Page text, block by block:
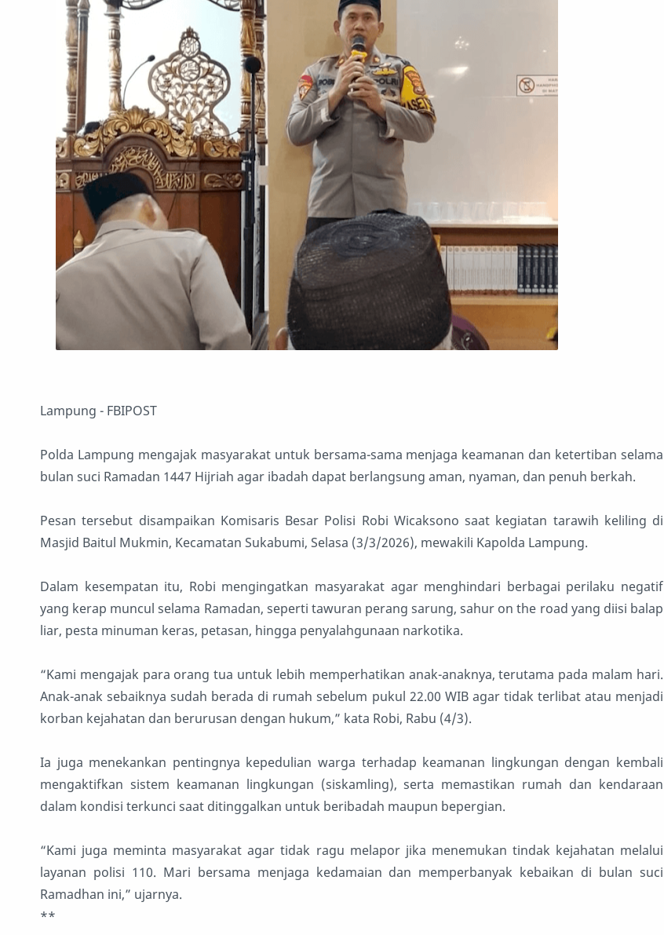
Lampung - FBIPOST
Polda Lampung mengajak masyarakat untuk bersama-sama menjaga keamanan dan ketertiban selama
bulan suci Ramadan 1447 Hijriah agar ibadah dapat berlangsung aman, nyaman, dan penuh berkah.
Pesan tersebut disampaikan Komisaris Besar Polisi Robi Wicaksono saat kegiatan tarawih keliling di
Masjid Baitul Mukmin, Kecamatan Sukabumi, Selasa (3/3/2026), mewakili Kapolda Lampung.
Dalam kesempatan itu, Robi mengingatkan masyarakat agar menghindari berbagai perilaku negatif
yang kerap muncul selama Ramadan, seperti tawuran perang sarung, sahur on the road yang diisi balap
liar, pesta minuman keras, petasan, hingga penyalahgunaan narkotika.
“Kami mengajak para orang tua untuk lebih memperhatikan anak-anaknya, terutama pada malam hari.
Anak-anak sebaiknya sudah berada di rumah sebelum pukul 22.00 WIB agar tidak terlibat atau menjadi
korban kejahatan dan berurusan dengan hukum,” kata Robi, Rabu (4/3).
Ia juga menekankan pentingnya kepedulian warga terhadap keamanan lingkungan dengan kembali
mengaktifkan sistem keamanan lingkungan (siskamling), serta memastikan rumah dan kendaraan
dalam kondisi terkunci saat ditinggalkan untuk beribadah maupun bepergian.
“Kami juga meminta masyarakat agar tidak ragu melapor jika menemukan tindak kejahatan melalui
layanan polisi 110. Mari bersama menjaga kedamaian dan memperbanyak kebaikan di bulan suci
Ramadhan ini,” ujarnya.
**